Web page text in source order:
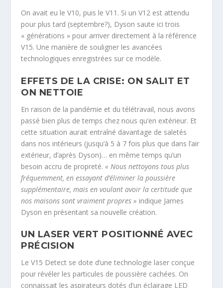
On avait eu le V10, puis le V11. Si un V12 est attendu
pour plus tard (septembre?), Dyson saute ici trois
« générations » pour arriver directement à la référence
V15. Une manière de souligner les avancées
technologiques enregistrées sur ce modèle.
EFFETS DE LA CRISE: ON SALIT ET
ON NETTOIE
En raison de la pandémie et du télétravail, nous avons
passé bien plus de temps chez nous qu’en extérieur. Et
cette situation aurait entraîné davantage de saletés
dans nos intérieurs (jusqu’à 5 à 7 fois plus que dans l’air
extérieur, d’après Dyson)… en même temps qu’un
besoin accru de propreté.« Nous nettoyons tous plus
fréquemment, en essayant d’éliminer la poussière
supplémentaire, mais en voulant avoir la certitude que
nos maisons sont vraiment propres » indique James
Dyson en présentant sa nouvelle création.
UN LASER VERT POSITIONNÉ AVEC
PRÉCISION
Le V15 Detect se dote d’une technologie laser conçue
pour révéler les particules de poussière cachées. On
connaissait les aspirateurs dotés d’un éclairage LED